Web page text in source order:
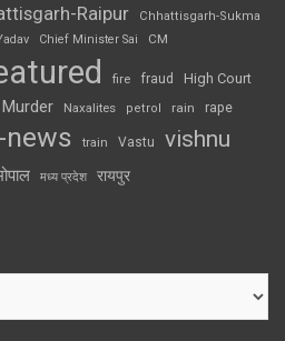
Raipur
Chhattisgarh-Sukma
Chief Minister Sai CM
fire fraud High Court
Murder Naxalites petrol rain rape
train Vastu vishnu
मध्य प्रदेश रायपुर